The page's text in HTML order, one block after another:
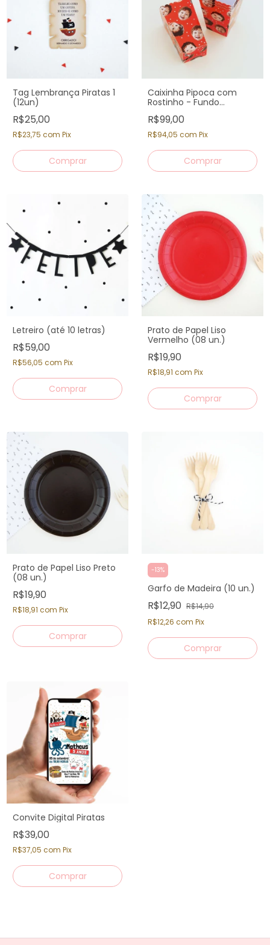
Tag Lembrança Piratas 1
(12un)
R$25,00
R$23,75 com Pix
Caixinha Pipoca com
Rostinho - Fundo
Vermelho (12 un)
R$99,00
R$94,05 com Pix
Letreiro (até 10 letras)
R$59,00
R$56,05 com Pix
Prato de Papel Liso
Vermelho (08 un.)
R$19,90
R$18,91 com Pix
Prato de Papel Liso Preto
(08 un.)
R$19,90
R$18,91 com Pix
-13%
Garfo de Madeira (10 un.)
R$12,90 R$14,90
R$12,26 com Pix
Convite Digital Piratas
R$39,00
R$37,05 com Pix